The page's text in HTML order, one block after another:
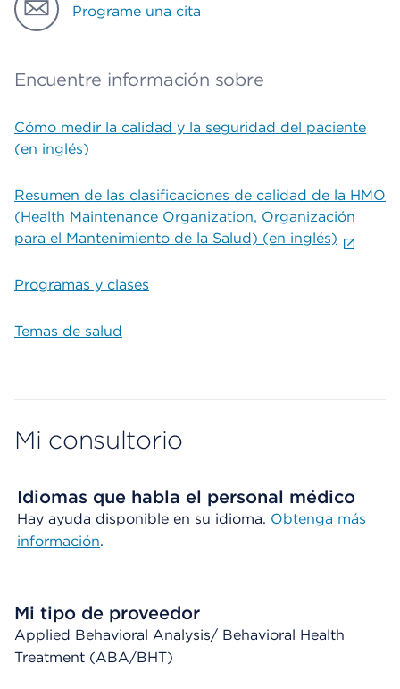
Programe una cita
Encuentre información sobre
Cómo medir la calidad y la seguridad del paciente
(en inglés)
Resumen de las clasificaciones de calidad de la HMO
(Health Maintenance Organization, Organización
para el Mantenimiento de la Salud) (en inglés)
Programas y clases
Temas de salud
Mi consultorio
Idiomas que habla el personal médico
Hay ayuda disponible en su idioma. Obtenga más
información.
Mi tipo de proveedor
Applied Behavioral Analysis/ Behavioral Health
Treatment (ABA/BHT)